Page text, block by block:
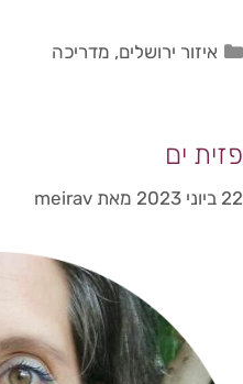
איזור ירושלים, מדריכה
פזית ים
22 ביוני 2023 מאת meirav